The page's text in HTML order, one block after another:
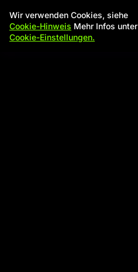
Wir verwenden Cookies, siehe
Cookie-Hinweis Mehr Infos unter
Cookie-Einstellungen.